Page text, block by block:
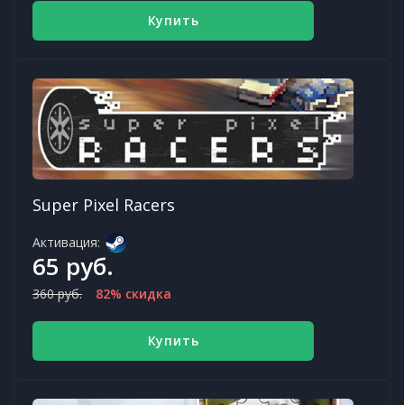
Купить
Super Pixel Racers
Активация:
65 руб.
360 руб. 82% скидка
Купить